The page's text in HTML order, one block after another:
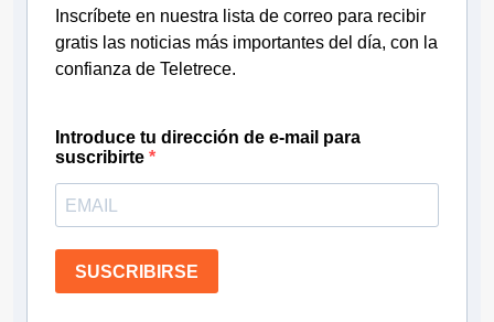
Inscríbete en nuestra lista de correo para recibir
gratis las noticias más importantes del día, con la
confianza de Teletrece.
Introduce tu dirección de e-mail para
suscribirte
SUSCRIBIRSE